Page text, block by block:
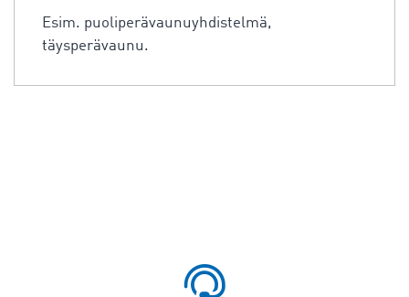
Esim. puoliperävaunuyhdistelmä,
täysperävaunu.